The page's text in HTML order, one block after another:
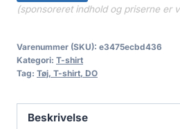
(sponsoreret indhold og priserne er
Varenummer (SKU): e3475ecbd436
Kategori: T-shirt
Tag: Tøj, T-shirt, DO
Beskrivelse